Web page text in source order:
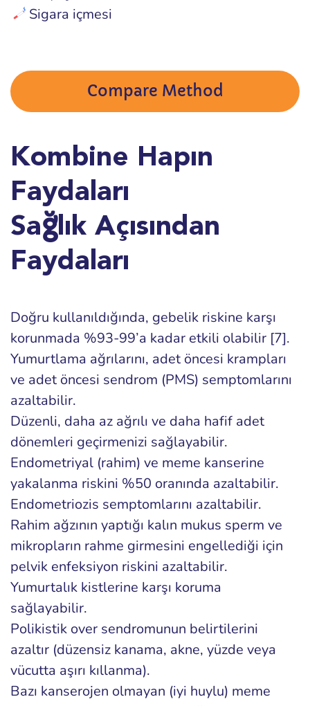
Sigara içmesi
Compare Method
Kombine Hapın
Faydaları
Sağlık Açısından
Faydaları
Doğru kullanıldığında, gebelik riskine karşı
korunmada %93-99’a kadar etkili olabilir [7].
Yumurtlama ağrılarını, adet öncesi krampları
ve adet öncesi sendrom (PMS) semptomlarını
azaltabilir.
Düzenli, daha az ağrılı ve daha hafif adet
dönemleri geçirmenizi sağlayabilir.
Endometriyal (rahim) ve meme kanserine
yakalanma riskini %50 oranında azaltabilir.
Endometriozis semptomlarını azaltabilir.
Rahim ağzının yaptığı kalın mukus sperm ve
mikropların rahme girmesini engellediği için
pelvik enfeksiyon riskini azaltabilir.
Yumurtalık kistlerine karşı koruma
sağlayabilir.
Polikistik over sendromunun belirtilerini
azaltır (düzensiz kanama, akne, yüzde veya
vücutta aşırı kıllanma).
Bazı kanserojen olmayan (iyi huylu) meme